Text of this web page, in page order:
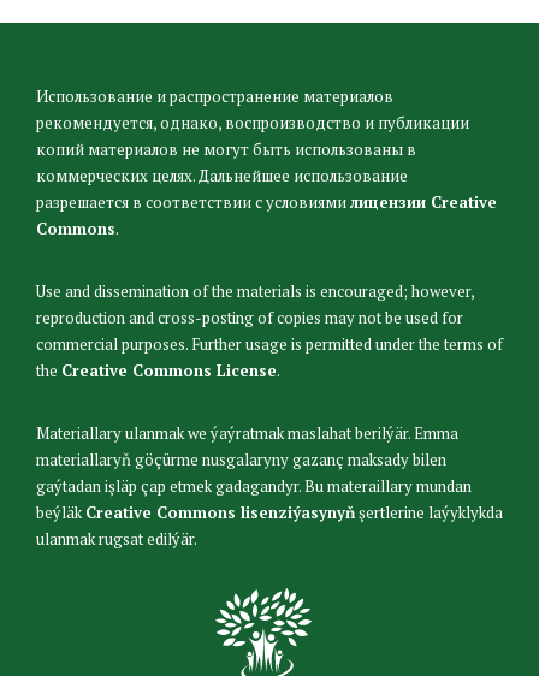
Использование и распространение материалов
рекомендуется, однако, воспроизводство и публикации
копий материалов не могут быть использованы в
коммерческих целях. Дальнейшее использование
разрешается в соответствии с условиямилицензии Creative
Commons.
Use and dissemination of the materials is encouraged; however,
reproduction and cross-posting of copies may not be used for
commercial purposes. Further usage is permitted under the terms of
the Creative Commons License.
Materiallary ulanmak we ýaýratmak maslahat berilýär. Emma
materiallaryň göçürme nusgalaryny gazanç maksady bilen
gaýtadan işläp çap etmek gadagandyr. Bu materaillary mundan
beýläkCreative Commons lisenziýasynyňşertlerine laýyklykda
ulanmak rugsat edilýär.